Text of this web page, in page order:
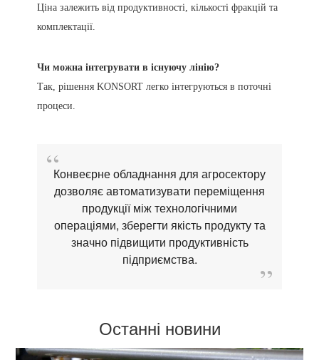
Ціна залежить від продуктивності, кількості фракцій та
комплектації.
Чи можна інтегрувати в існуючу лінію?
Так, рішення KONSORT легко інтегруються в поточні
процеси.
Конвеєрне обладнання для агросектору
дозволяє автоматизувати переміщення
продукції між технологічними
операціями, зберегти якість продукту та
значно підвищити продуктивність
підприємства.
Останні новини